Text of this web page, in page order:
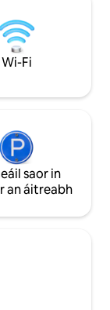
adhmaid, solas
dhéanann an
is féidir, is féidir
seiceáil isteach/
Wi-Fi
saor in
an áitreabh